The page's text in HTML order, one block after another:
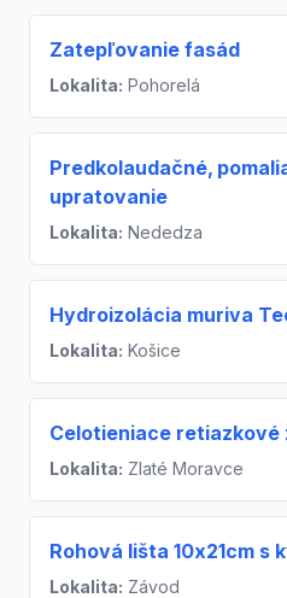
Zatepľovanie fasád
Lokalita: Pohorelá
Predkolaudačné‚
upratovanie
Lokalita: Nededza
Hydroizolácia muriva
Lokalita: Košice
Celotieniace retiazkové
Lokalita: Zlaté Moravce
Rohová lišta 10x21cm s
Lokalita: Závod